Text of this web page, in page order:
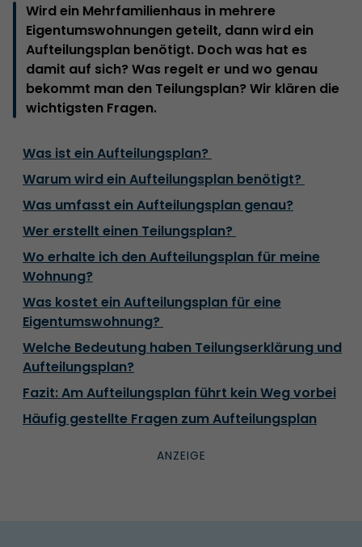
Wird ein Mehrfamilienhaus in mehrere
Eigentumswohnungen geteilt, dann wird ein
Aufteilungsplan benötigt. Doch was hat es
damit auf sich? Was regelt er und wo genau
bekommt man den Teilungsplan? Wir klären die
wichtigsten Fragen.
Was ist ein Aufteilungsplan?
‍Warum wird ein Aufteilungsplan benötigt?
Was umfasst ein Aufteilungsplan genau?
Wer erstellt einen Teilungsplan?
Wo erhalte ich den Aufteilungsplan für meine
Wohnung?
Was kostet ein Aufteilungsplan für eine
Eigentumswohnung?
Welche Bedeutung haben Teilungserklärung und
Aufteilungsplan?
Fazit: Am Aufteilungsplan führt kein Weg vorbei
Häufig gestellte Fragen zum Aufteilungsplan